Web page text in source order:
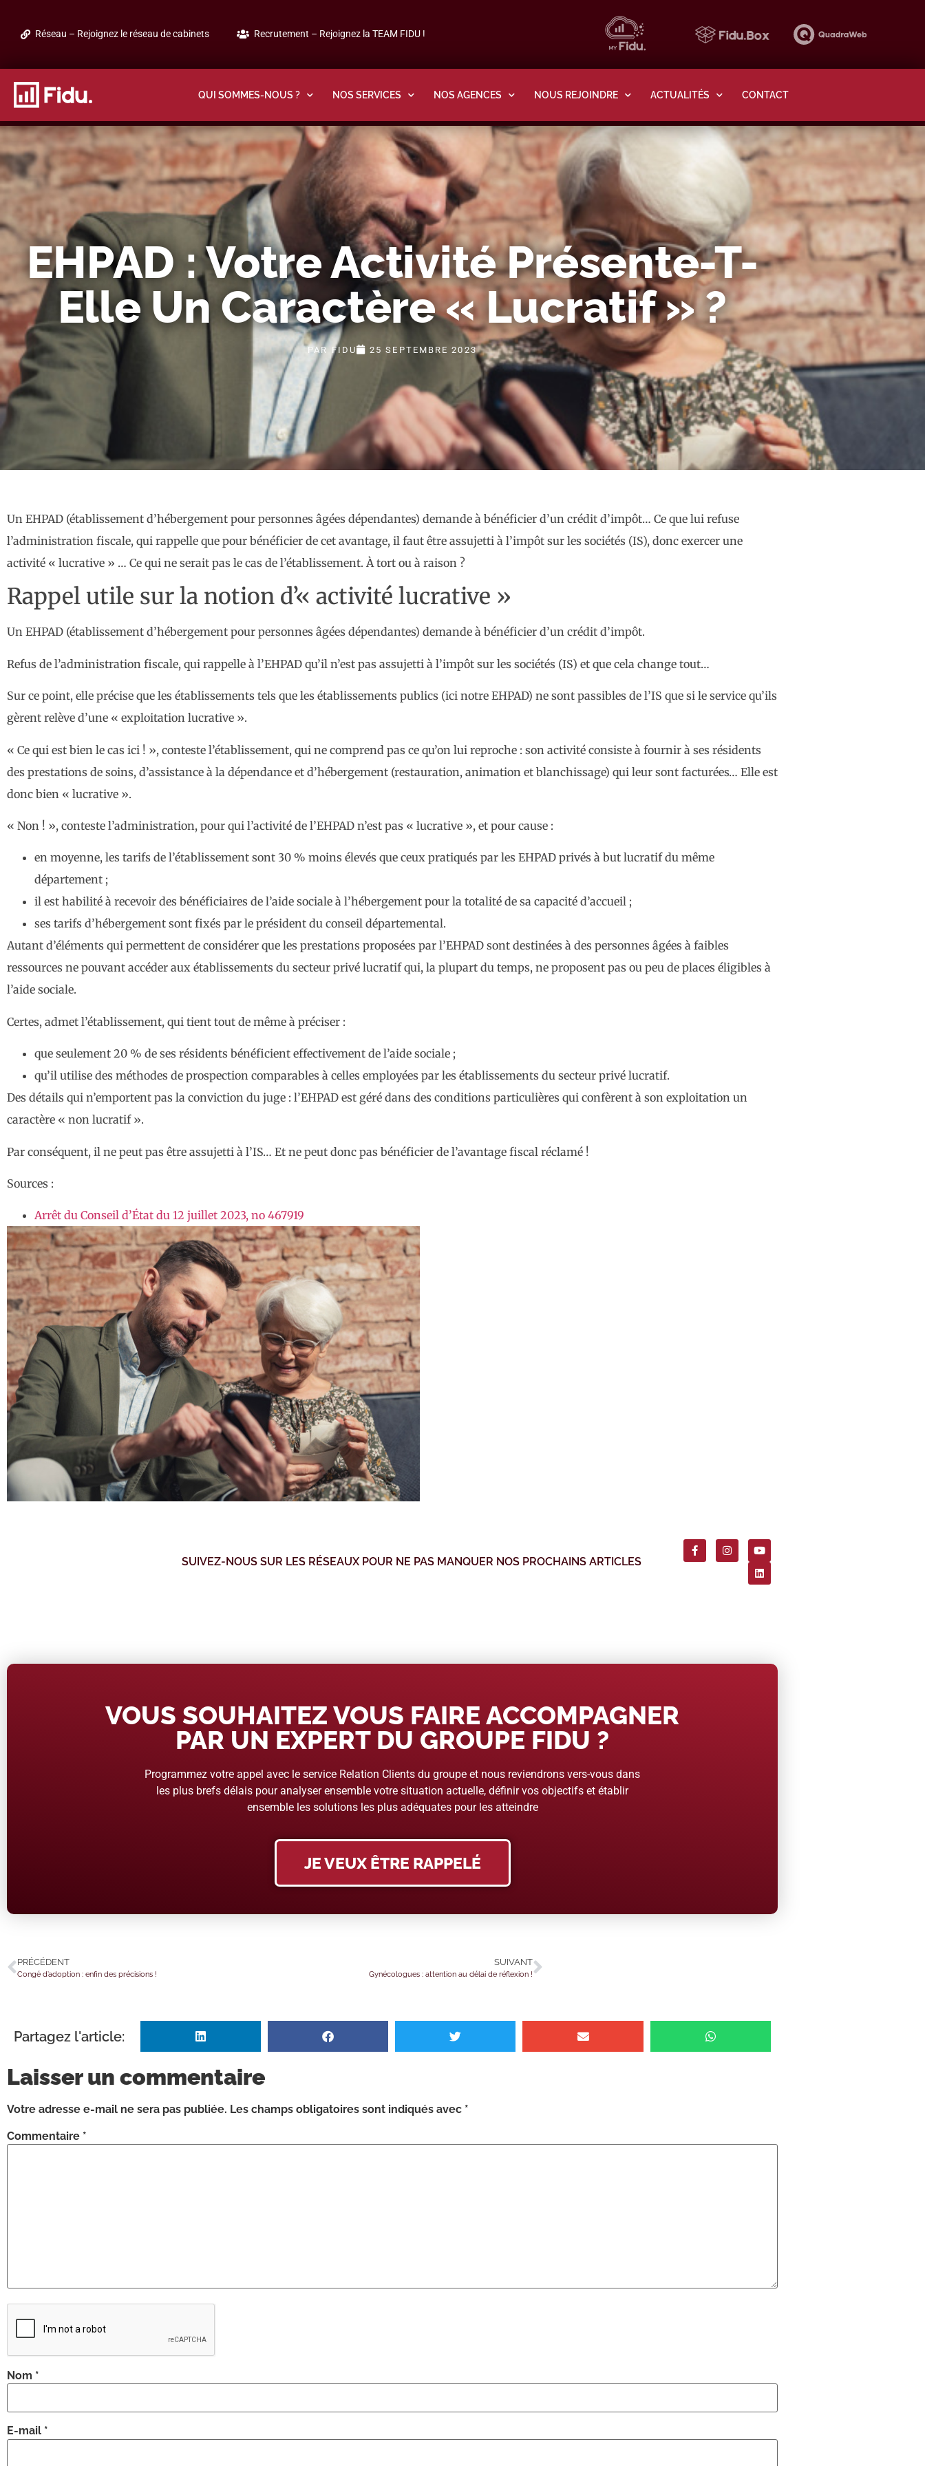
Réseau – Rejoignez le réseau de cabinets Recrutement – Rejoignez la TEAM FIDU !
QUI SOMMES-NOUS ? NOS SERVICES NOS AGENCES NOUS REJOINDRE ACTUALITÉS CONTACT
EHPAD : Votre Activité Présente-T-
Elle Un Caractère « Lucratif » ?
PAR FIDU 25 SEPTEMBRE 2023
Un EHPAD (établissement d’hébergement pour personnes âgées dépendantes) demande à bénéficier d’un crédit d’impôt… Ce que lui refuse
l’administration fiscale, qui rappelle que pour bénéficier de cet avantage, il faut être assujetti à l’impôt sur les sociétés (IS), donc exercer une
activité « lucrative » … Ce qui ne serait pas le cas de l’établissement. À tort ou à raison ?
Rappel utile sur la notion d’« activité lucrative »
Un EHPAD (établissement d’hébergement pour personnes âgées dépendantes) demande à bénéficier d’un crédit d’impôt.
Refus de l’administration fiscale, qui rappelle à l’EHPAD qu’il n’est pas assujetti à l’impôt sur les sociétés (IS) et que cela change tout…
Sur ce point, elle précise que les établissements tels que les établissements publics (ici notre EHPAD) ne sont passibles de l’IS que si le service qu’ils
gèrent relève d’une « exploitation lucrative ».
« Ce qui est bien le cas ici ! », conteste l’établissement, qui ne comprend pas ce qu’on lui reproche : son activité consiste à fournir à ses résidents
des prestations de soins, d’assistance à la dépendance et d’hébergement (restauration, animation et blanchissage) qui leur sont facturées… Elle est
donc bien « lucrative ».
« Non ! », conteste l’administration, pour qui l’activité de l’EHPAD n’est pas « lucrative », et pour cause :
en moyenne, les tarifs de l’établissement sont 30 % moins élevés que ceux pratiqués par les EHPAD privés à but lucratif du même
département ;
il est habilité à recevoir des bénéficiaires de l’aide sociale à l’hébergement pour la totalité de sa capacité d’accueil ;
ses tarifs d’hébergement sont fixés par le président du conseil départemental.
Autant d’éléments qui permettent de considérer que les prestations proposées par l’EHPAD sont destinées à des personnes âgées à faibles
ressources ne pouvant accéder aux établissements du secteur privé lucratif qui, la plupart du temps, ne proposent pas ou peu de places éligibles à
l’aide sociale.
Certes, admet l’établissement, qui tient tout de même à préciser :
que seulement 20 % de ses résidents bénéficient effectivement de l’aide sociale ;
qu’il utilise des méthodes de prospection comparables à celles employées par les établissements du secteur privé lucratif.
Des détails qui n’emportent pas la conviction du juge : l’EHPAD est géré dans des conditions particulières qui confèrent à son exploitation un
caractère « non lucratif ».
Par conséquent, il ne peut pas être assujetti à l’IS… Et ne peut donc pas bénéficier de l’avantage fiscal réclamé !
Sources :
Arrêt du Conseil d’État du 12 juillet 2023, no 467919
SUIVEZ-NOUS SUR LES RÉSEAUX POUR NE PAS MANQUER NOS PROCHAINS ARTICLES
VOUS SOUHAITEZ VOUS FAIRE ACCOMPAGNER
PAR UN EXPERT DU GROUPE FIDU ?
Programmez votre appel avec le service Relation Clients du groupe et nous reviendrons vers-vous dans
les plus brefs délais pour analyser ensemble votre situation actuelle, définir vos objectifs et établir
ensemble les solutions les plus adéquates pour les atteindre
JE VEUX ÊTRE RAPPELÉ
PRÉCÉDENT
Congé d’adoption : enfin des précisions !
SUIVANT
Gynécologues : attention au délai de réflexion !
Partagez l'article:
Laisser un commentaire
Votre adresse e-mail ne sera pas publiée. Les champs obligatoires sont indiqués avec *
Commentaire *
Nom *
E-mail *